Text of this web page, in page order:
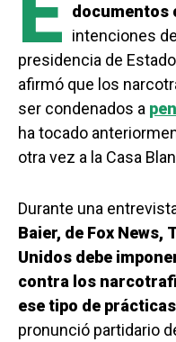
documentos
intenciones
presidencia de
afirmó que los
ser condenados a
ha tocado
otra vez a la Casa
Durante una
Baier, de Fox News,
Unidos debe
contra los
ese tipo de
pronunció partidario